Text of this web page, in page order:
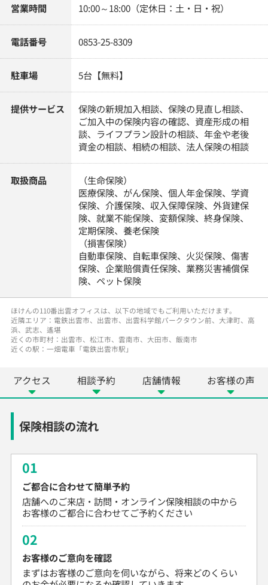
営業時間 10:00～18:00（定休日：土・日・祝）
電話番号 0853-25-8309
駐車場 5台【無料】
提供サービス
保険の新規加入相談、保険の見直し相談、
ご加入中の保険内容の確認、資産形成の相
談、ライフプラン設計の相談、年金や老後
資金の相談、相続の相談、法人保険の相談
取扱商品
（生命保険）
医療保険、がん保険、個人年金保険、学資
保険、介護保険、収入保障保険、外貨建保
険、就業不能保険、変額保険、終身保険、
定期保険、養老保険
（損害保険）
自動車保険、自転車保険、火災保険、傷害
保険、企業賠償責任保険、業務災害補償保
険、ペット保険
ほけんの110番出雲オフィスは、以下の地域でもご利用いただけます。
近隣エリア：電鉄出雲市、出雲市、出雲科学館パークタウン前、大津町、高
浜、武志、遙堪
近くの市町村：出雲市、松江市、雲南市、大田市、飯南市
近くの駅：一畑電車「電鉄出雲市駅」
アクセス 相談予約 店舗情報 お客様の声
保険相談の流れ
01
ご都合に合わせて簡単予約
店舗へのご来店・訪問・オンライン保険相談の中から
お客様のご都合に合わせてご予約ください
02
お客様のご意向を確認
まずはお客様のご意向を伺いながら、将来どのくらい